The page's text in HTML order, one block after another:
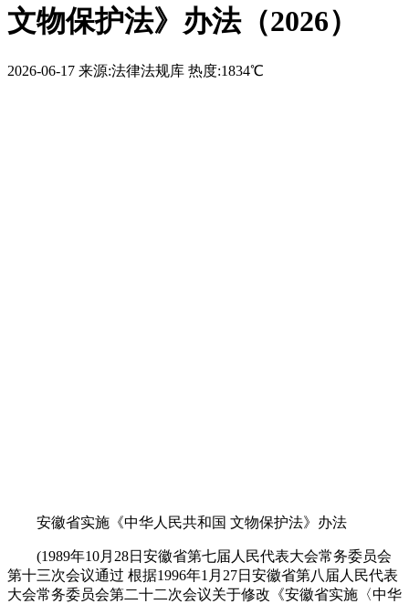
文物保护法》办法（2026）
2026-06-17 来源:法律法规库 热度:1834℃
安徽省实施《中华人民共和国 文物保护法》办法
(1989年10月28日安徽省第七届人民代表大会常务委员会
第十三次会议通过 根据1996年1月27日安徽省第八届人民代表
大会常务委员会第二十二次会议关于修改《安徽省实施〈中华